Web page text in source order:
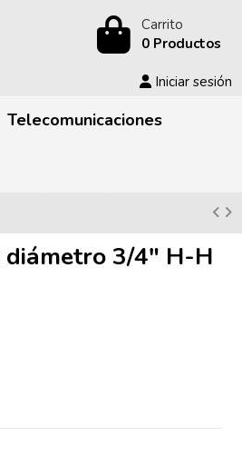
Carrito
0 Productos
Iniciar sesión
Telecomunicaciones
3/4" H-H